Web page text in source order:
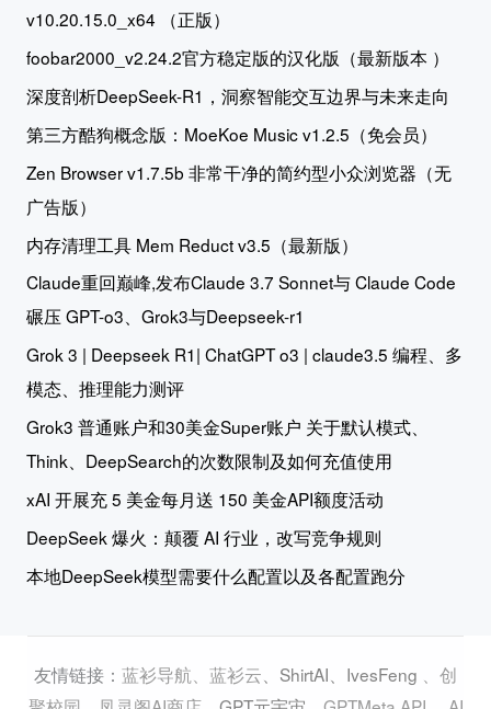
v10.20.15.0_x64 （正版）
foobar2000_v2.24.2官方稳定版的汉化版（最新版本 ）
深度剖析DeepSeek-R1，洞察智能交互边界与未来走向
第三方酷狗概念版：MoeKoe Music v1.2.5（免会员）
Zen Browser v1.7.5b 非常干净的简约型小众浏览器（无
广告版）
内存清理工具 Mem Reduct v3.5（最新版）
Claude重回巅峰,发布Claude 3.7 Sonnet与 Claude Code
碾压 GPT-o3、Grok3与Deepseek-r1
Grok 3 | Deepseek R1| ChatGPT o3 | claude3.5 编程、多
模态、推理能力测评
Grok3 普通账户和30美金Super账户 关于默认模式、
Think、DeepSearch的次数限制及如何充值使用
xAI 开展充 5 美金每月送 150 美金API额度活动
DeepSeek 爆火：颠覆 AI 行业，改写竞争规则
本地DeepSeek模型需要什么配置以及各配置跑分
友情链接： 蓝衫导航 蓝衫云 ShirtAI IvesFeng
创